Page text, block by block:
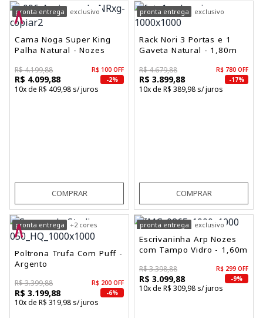
pronta entrega exclusivo
Cama Noga Super King
Palha Natural - Nozes
R$ 4.199,88 R$ 100 OFF
R$ 4.099,88 -2%
10x de R$ 409,98 s/ juros
COMPRAR
pronta entrega exclusivo
Rack Nori 3 Portas e 1
Gaveta Natural - 1,80m
R$ 4.679,88 R$ 780 OFF
R$ 3.899,88 -17%
10x de R$ 389,98 s/ juros
COMPRAR
pronta entrega +2 cores
Poltrona Trufa Com Puff -
Argento
R$ 3.399,88 R$ 200 OFF
R$ 3.199,88 -6%
10x de R$ 319,98 s/ juros
pronta entrega exclusivo
Escrivaninha Arp Nozes
com Tampo Vidro - 1,60m
R$ 3.398,88 R$ 299 OFF
R$ 3.099,88 -9%
10x de R$ 309,98 s/ juros